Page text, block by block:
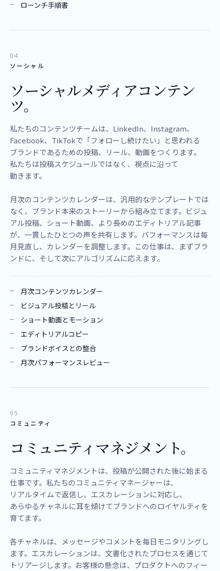
ローンチ手順書
04
ソーシャル
ソーシャルメディアコンテン
ツ。
​私たちの​コンテンツチームは、​LinkedIn、​Instagram、​
Facebook、​TikTokで​「フォローし続けたい」と​思われる​
ブランドである​ための​投稿、​リール、​動画を​つくります。​
私たちは​投稿スケジュールではなく、​視点に​沿って​
動きます。​
月次のコンテンツカレンダーは、汎用的なテンプレートでは
なく、ブランド本来のストーリーから組み立てます。ビジュ
アル投稿、ショート動画、より長めのエディトリアル記事
が、一貫したひとつの声を共有します。パフォーマンスは毎
月見直し、カレンダーを調整します。この仕事は、まずブラ
ンドに、そして次にアルゴリズムに応えます。
月次コンテンツカレンダー
ビジュアル投稿とリール
ショート動画とモーション
エディトリアルコピー
ブランドボイスとの整合
月次パフォーマンスレビュー
05
コミュニティ
コミュニティマネジメント。
コミュニティマネジメントは、​投稿が​公開された​後に​始まる​
仕事です。​私たちの​コミュニティマネージャーは、​
リアルタイムで​返信し、​エスカレーションに​対応し、​
あらゆる​チャネルに​耳を​傾けて​ブランドへの​ロイヤルティを​
育てます。​
各チャネルは、メッセージやコメントを毎日モニタリングし
ます。エスカレーションは、文書化されたプロセスを通じて
トリアージします。お客様の懸念は、プロダクトへのフィー